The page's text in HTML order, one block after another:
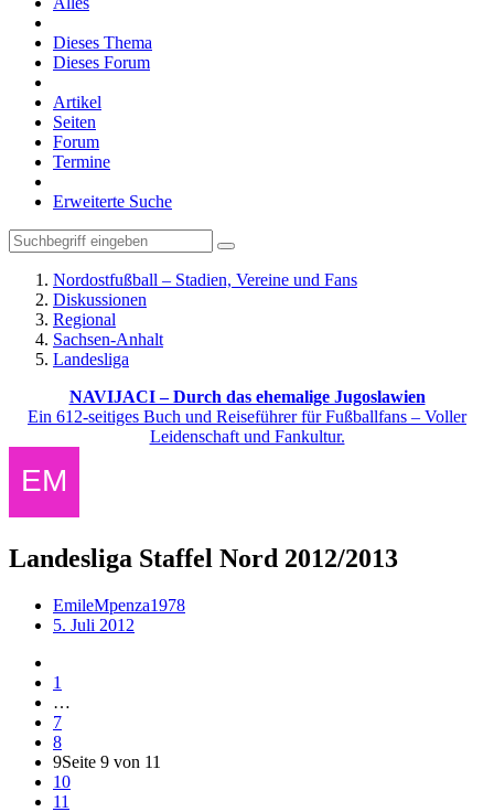
Dieses Thema
Dieses Forum
Artikel
Seiten
Forum
Termine
Erweiterte Suche
Nordostfußball – Stadien, Vereine und Fans
Diskussionen
Regional
Sachsen-Anhalt
Landesliga
NAVIJACI – Durch das ehemalige Jugoslawien
Ein 612-seitiges Buch und Reiseführer für Fußballfans – Voller
Leidenschaft und Fankultur.
Landesliga Staffel Nord 2012/2013
EmileMpenza1978
5. Juli 2012
1
…
7
8
9Seite 9 von 11
10
11